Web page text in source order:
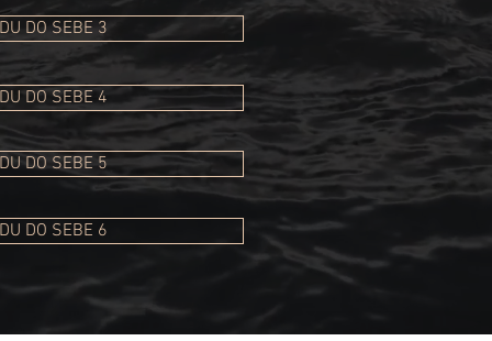
DO SEBE 3
DO SEBE 4
DO SEBE 5
DO SEBE 6